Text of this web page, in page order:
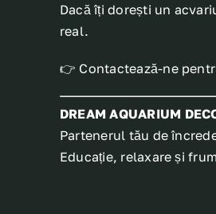
Dacă îți dorești un
real.
👉 Contactează-ne
DREAM AQUARIUM
Partenerul tău de
Educație, relaxare și